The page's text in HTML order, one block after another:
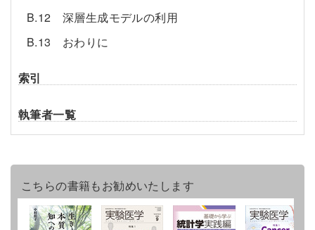
B.12 深層生成モデルの利用
B.13 おわりに
索引
執筆者一覧
こちらの書籍もお勧めいたします